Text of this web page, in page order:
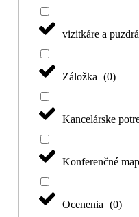
vizitkáre a puzdrá
Záložka (0)
Kancelárske
Konferenčné
Ocenenia (0)